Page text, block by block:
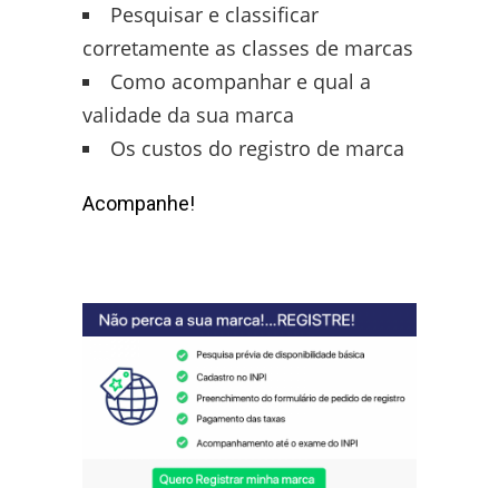
Pesquisar e classificar
corretamente as classes de marcas
Como acompanhar e qual a
validade da sua marca
Os custos do registro de marca
Acompanhe!